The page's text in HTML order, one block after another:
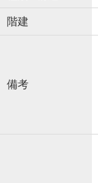
階建
備考